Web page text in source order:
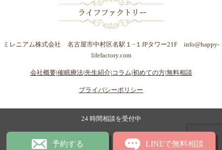
ミレニアム株式会社 名古屋市中村区名駅１−１JPタワー21F info@happy-
lifefactory.com
会社概要|催眠療法|先生紹介| コラム|初めての方|無料相談
プライバシーポリシー
24 時間相談を受付中
予約する LINEで無料相談